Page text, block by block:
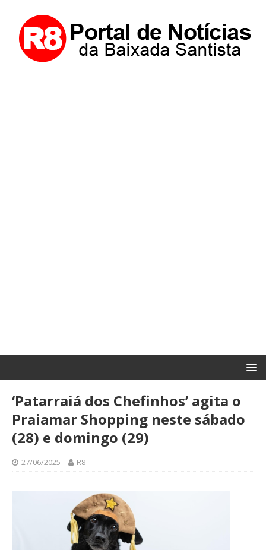
‘Patarraiá dos Chefinhos’ agita o
Praiamar Shopping neste sábado
(28) e domingo (29)
27/06/2025 R8